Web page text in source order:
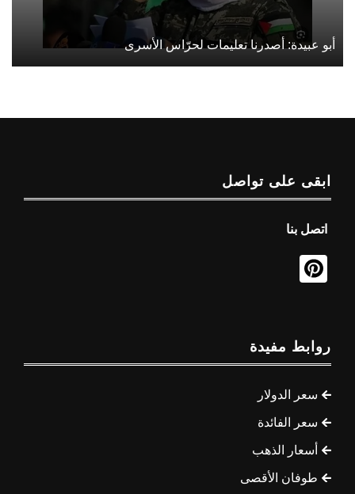
أبو عبيدة: أصدرنا تعليمات لحرّاس الأسرى
ابقى على تواصل
اتصل بنا
روابط مفيدة
سعر الدولار
سعر الفائدة
أسعار الذهب
طوفان الأقصى